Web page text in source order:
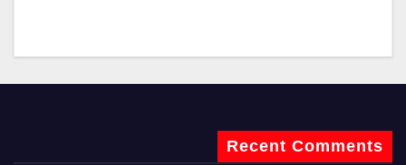
Recent Comments